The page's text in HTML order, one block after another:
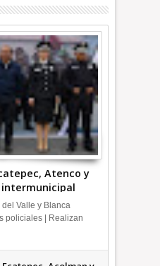
Atenco y
Valle y Blanca
policiales | Realizan